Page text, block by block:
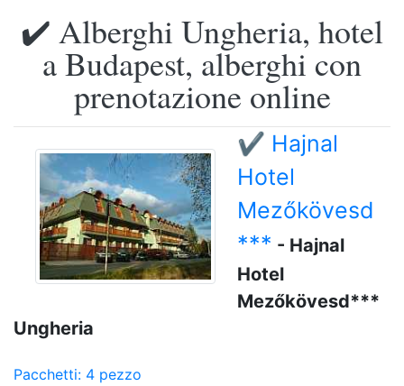
✔️ Alberghi Ungheria, hotel
a Budapest, alberghi con
prenotazione online
✔️ Hajnal
Hotel
Mezőkövesd
*** - Hajnal
Hotel
Mezőkövesd***
Ungheria
Pacchetti: 4 pezzo